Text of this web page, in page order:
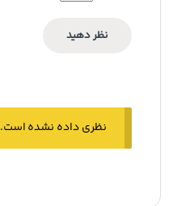
نظری داده نشده است.